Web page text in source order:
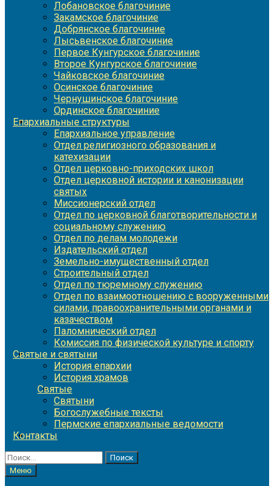
Лобановское благочиние
Закамское благочиние
Добрянское благочиние
Лысьвенское благочиние
Первое Кунгурское благочиние
Второе Кунгурское благочиние
Чайковское благочиние
Осинское благочиние
Чернушинское благочиние
Ординское благочиние
Епархиальные структуры
Епархиальное управление
Отдел религиозного образования и
катехизации
Отдел церковно-приходских школ
Отдел церковной истории и канонизации
святых
Миссионерский отдел
Отдел по церковной благотворительности и
социальному служению
Отдел по делам молодежи
Издательский отдел
Земельно-имущественный отдел
Строительный отдел
Отдел по тюремному служению
Отдел по взаимоотношению с вооруженными
силами, правоохранительными органами и
казачеством
Паломнический отдел
Комиссия по физической культуре и спорту
Святые и святыни
История епархии
История храмов
Святые
Святыни
Богослужебные тексты
Пермские епархиальные ведомости
Контакты
Найти:
Меню